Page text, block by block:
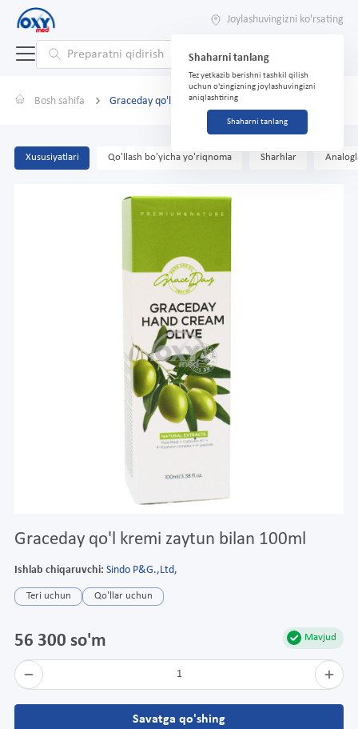
Joylashuvingizni ko'rsating
Shaharni tanlang
Tez yetkazib berishni tashkil qilish
uchun o'zingizning joylashuvingizni
aniqlashtiring
Shaharni tanlang
Bosh sahifa Graceday qo'l kremi zaytun bilan 100ml
Xususiyatlari Qo'llash bo'yicha yo'riqnoma Sharhlar
Graceday qo'l kremi zaytun bilan 100ml
Ishlab chiqaruvchi: Sindo P&G.,Ltd,
Teri uchun Qo'llar uchun
Mavjud
56 300 so'm
1
Savatga qo'shing